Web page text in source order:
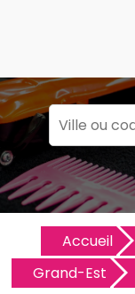
Accueil
Grand-Est